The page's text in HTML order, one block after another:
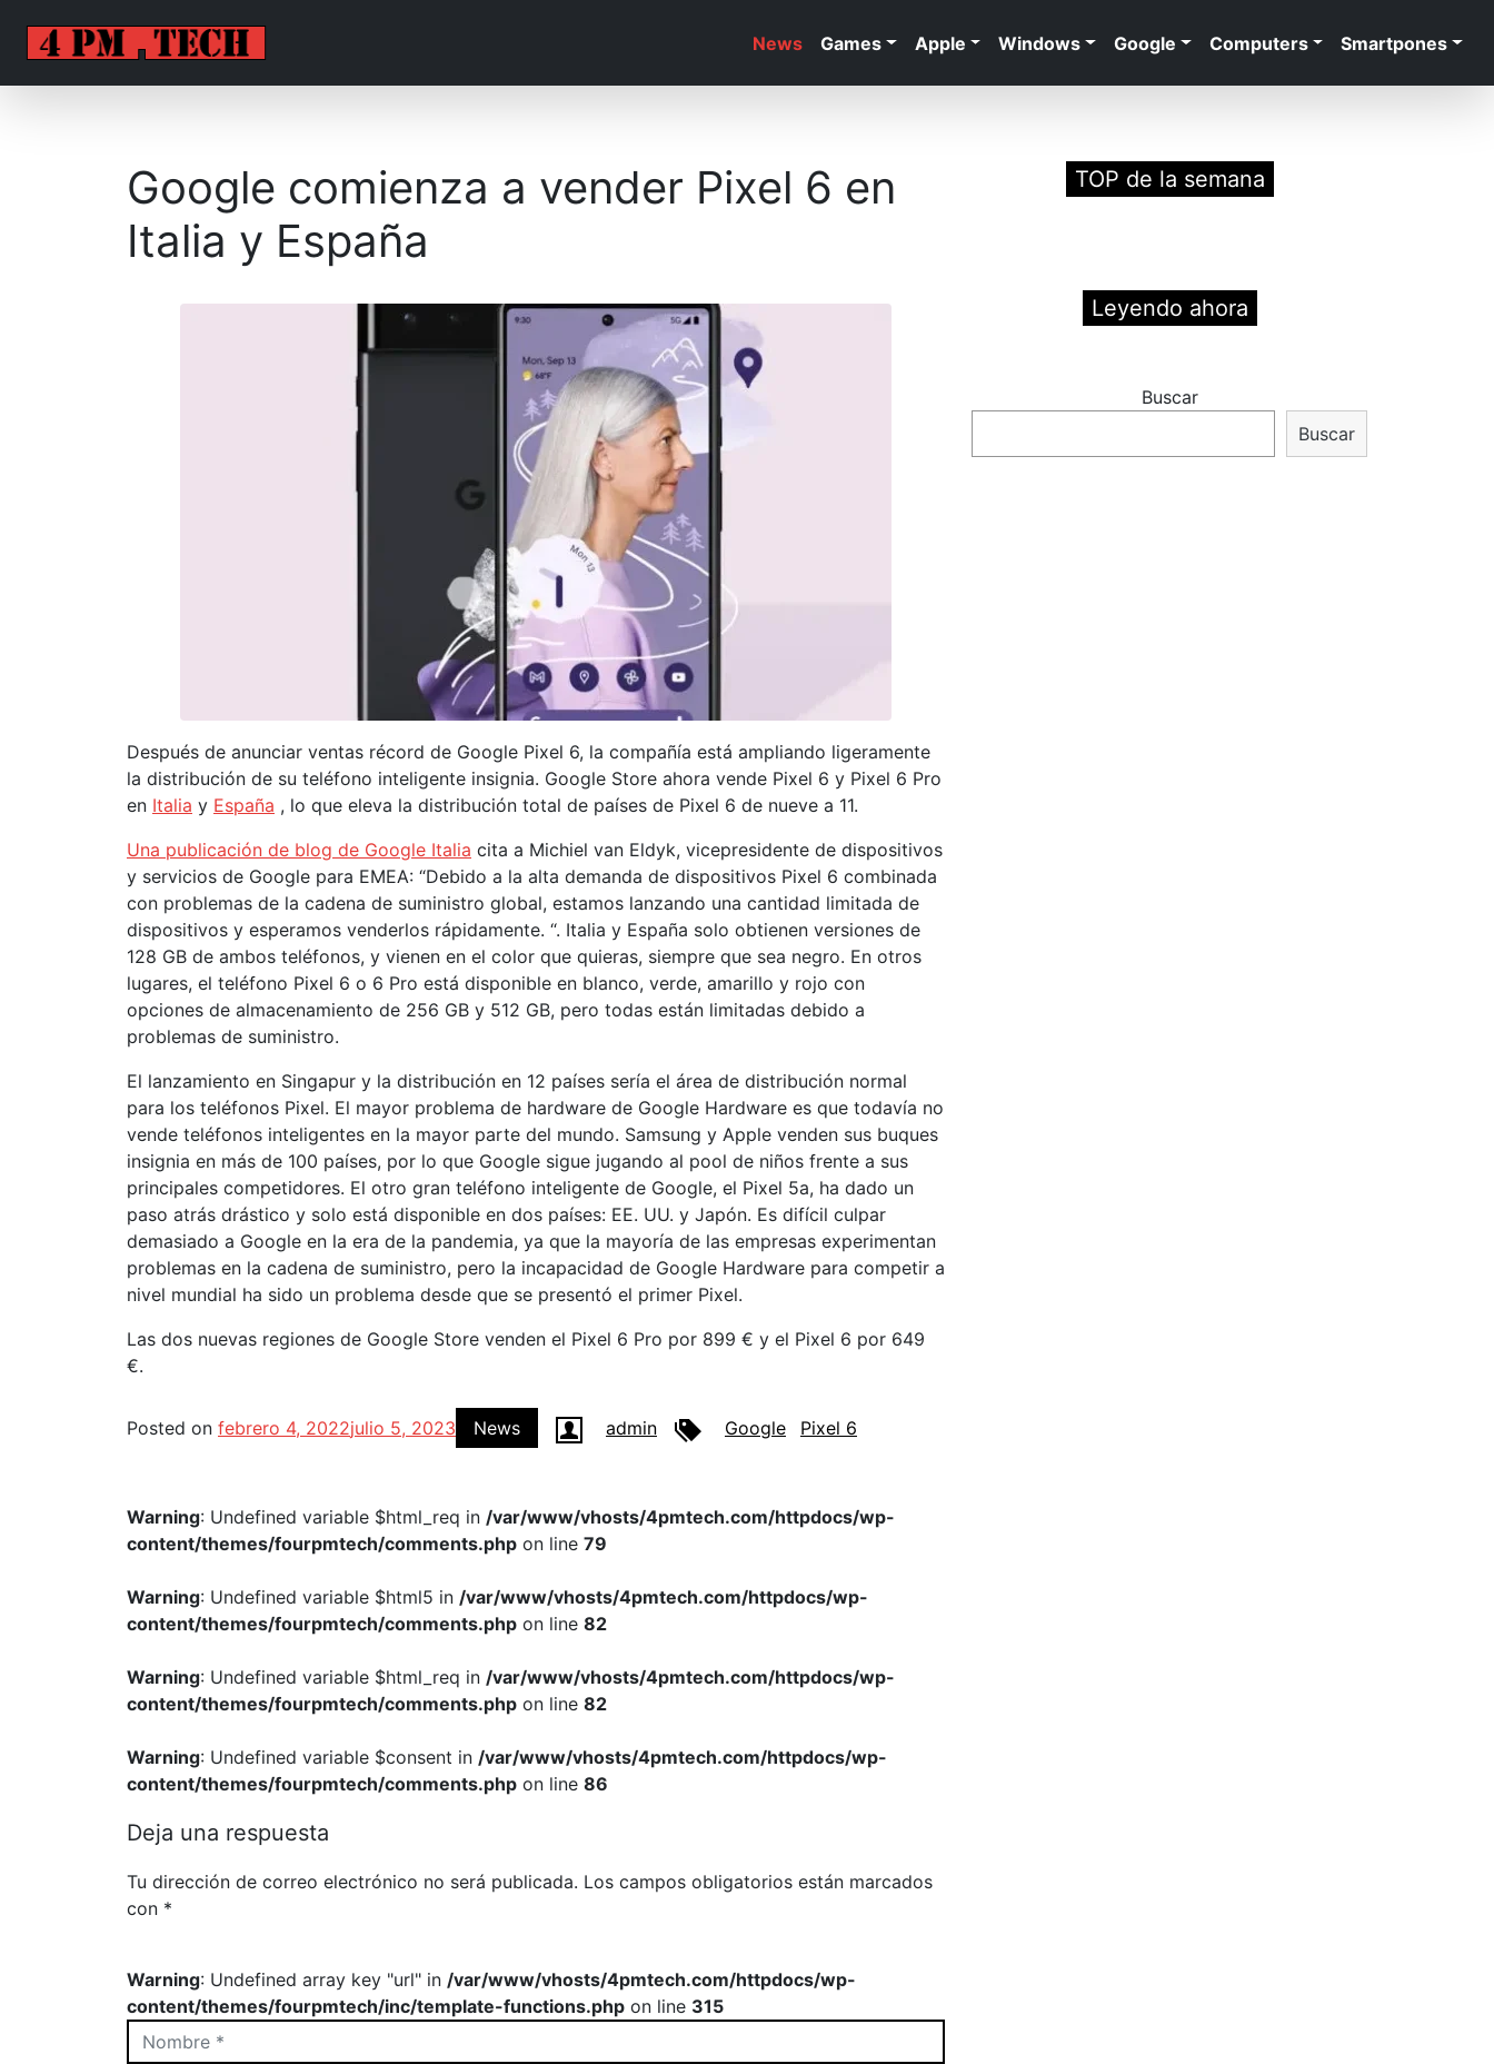
News Games Apple Windows Google Computers Smartpones
Google comienza a vender Pixel 6 en
Italia y España
Después de anunciar ventas récord de Google Pixel 6, la compañía está ampliando ligeramente
la distribución de su teléfono inteligente insignia. Google Store ahora vende Pixel 6 y Pixel 6 Pro
en Italia y España , lo que eleva la distribución total de países de Pixel 6 de nueve a 11.
Una publicación de blog de Google Italia cita a Michiel van Eldyk, vicepresidente de dispositivos
y servicios de Google para EMEA: “Debido a la alta demanda de dispositivos Pixel 6 combinada
con problemas de la cadena de suministro global, estamos lanzando una cantidad limitada de
dispositivos y esperamos venderlos rápidamente. “. Italia y España solo obtienen versiones de
128 GB de ambos teléfonos, y vienen en el color que quieras, siempre que sea negro. En otros
lugares, el teléfono Pixel 6 o 6 Pro está disponible en blanco, verde, amarillo y rojo con
opciones de almacenamiento de 256 GB y 512 GB, pero todas están limitadas debido a
problemas de suministro.
El lanzamiento en Singapur y la distribución en 12 países sería el área de distribución normal
para los teléfonos Pixel. El mayor problema de hardware de Google Hardware es que todavía no
vende teléfonos inteligentes en la mayor parte del mundo. Samsung y Apple venden sus buques
insignia en más de 100 países, por lo que Google sigue jugando al pool de niños frente a sus
principales competidores. El otro gran teléfono inteligente de Google, el Pixel 5a, ha dado un
paso atrás drástico y solo está disponible en dos países: EE. UU. y Japón. Es difícil culpar
demasiado a Google en la era de la pandemia, ya que la mayoría de las empresas experimentan
problemas en la cadena de suministro, pero la incapacidad de Google Hardware para competir a
nivel mundial ha sido un problema desde que se presentó el primer Pixel.
Las dos nuevas regiones de Google Store venden el Pixel 6 Pro por 899 € y el Pixel 6 por 649
€.
Posted on febrero 4, 2022julio 5, 2023 News admin Google Pixel 6
Warning: Undefined variable $html_req in /var/www/vhosts/4pmtech.com/httpdocs/wp-
content/themes/fourpmtech/comments.php on line 79
Warning: Undefined variable $html5 in /var/www/vhosts/4pmtech.com/httpdocs/wp-
content/themes/fourpmtech/comments.php on line 82
Warning: Undefined variable $html_req in /var/www/vhosts/4pmtech.com/httpdocs/wp-
content/themes/fourpmtech/comments.php on line 82
Warning: Undefined variable $consent in /var/www/vhosts/4pmtech.com/httpdocs/wp-
content/themes/fourpmtech/comments.php on line 86
Deja una respuesta
Tu dirección de correo electrónico no será publicada. Los campos obligatorios están marcados
con *
Warning: Undefined array key "url" in /var/www/vhosts/4pmtech.com/httpdocs/wp-
content/themes/fourpmtech/inc/template-functions.php on line 315
TOP de la semana
Leyendo ahora
Buscar
Buscar